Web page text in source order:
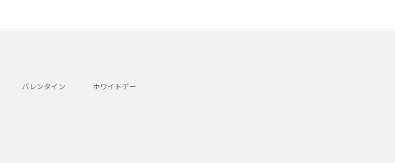
バレンタイン ホワイトデー